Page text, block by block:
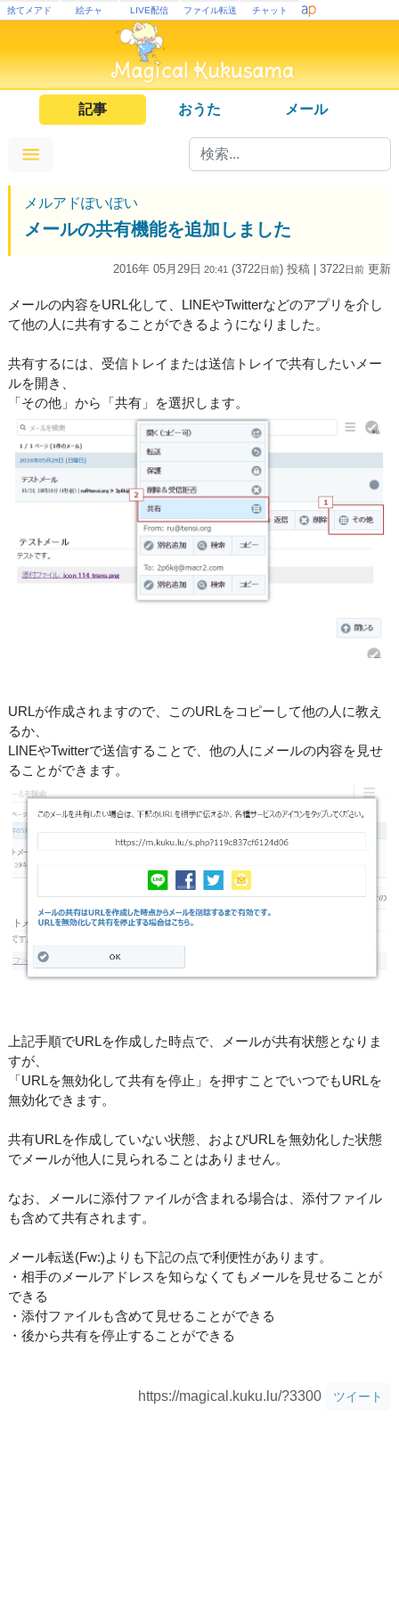
捨てメアド 絵チャ LIVE配信 ファイル転送 チャット
記事 おうた メール
メルアドぽいぽい
メールの共有機能を追加しました
2016年 05月29日 20:41 (3722日前) 投稿 | 3722日前 更新
メールの内容をURL化して、LINEやTwitterなどのアプリを介し
て他の人に共有することができるようになりました。
共有するには、受信トレイまたは送信トレイで共有したいメー
ルを開き、
「その他」から「共有」を選択します。
URLが作成されますので、このURLをコピーして他の人に教え
るか、
LINEやTwitterで送信することで、他の人にメールの内容を見せ
ることができます。
上記手順でURLを作成した時点で、メールが共有状態となりま
すが、
「URLを無効化して共有を停止」を押すことでいつでもURLを
無効化できます。
共有URLを作成していない状態、およびURLを無効化した状態
でメールが他人に見られることはありません。
なお、メールに添付ファイルが含まれる場合は、添付ファイル
も含めて共有されます。
メール転送(Fw:)よりも下記の点で利便性があります。
・相手のメールアドレスを知らなくてもメールを見せることが
できる
・添付ファイルも含めて見せることができる
・後から共有を停止することができる
https://magical.kuku.lu/?3300 ツイート